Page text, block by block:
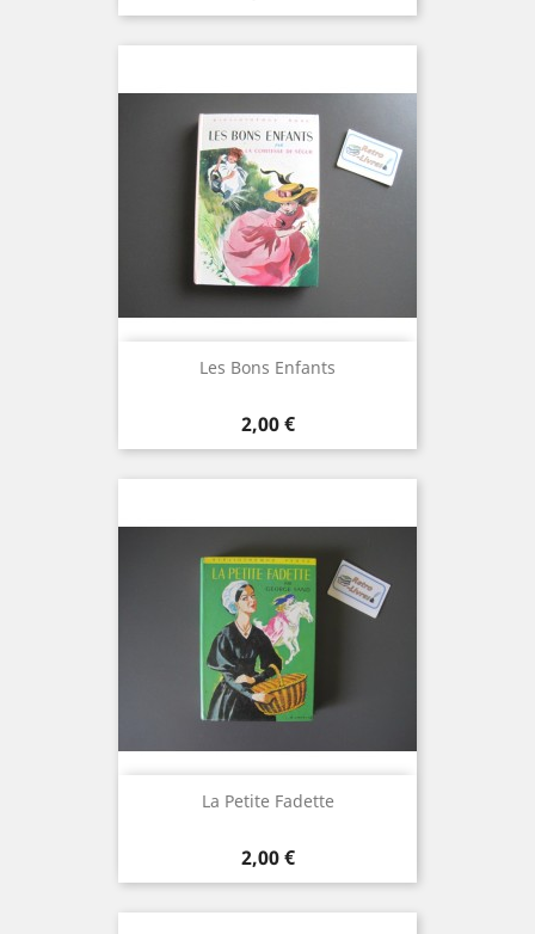
Les Bons Enfants
Prix
2,00 €
La Petite Fadette
Prix
2,00 €